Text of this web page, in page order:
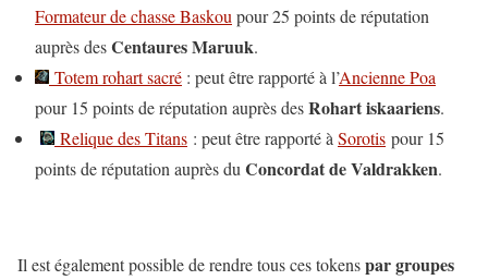
Formateur de chasse Baskou pour 25 points de réputation
auprès desCentaures Maruuk.
Totem rohart sacré : peut être rapporté à l’Ancienne Poa
pour 15 points de réputation auprès desRohart iskaariens.
Relique des Titans : peut être rapporté à Sorotis pour 15
points de réputation auprès du Concordat de Valdrakken.
Il est également possible de rendre tous ces tokenspar groupes